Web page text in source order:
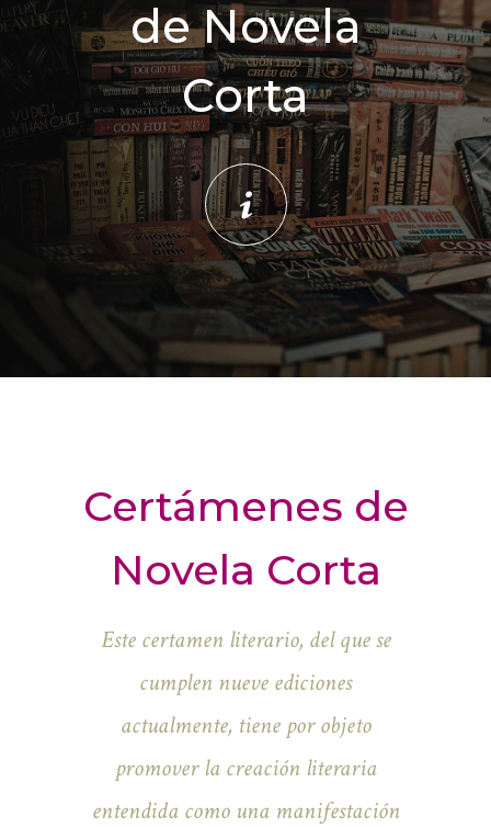
de Novela
Corta
Certámenes de
Novela Corta
Este certamen literario, del que se
cumplen nueve ediciones
actualmente, tiene por objeto
promover la creación literaria
entendida como una manifestación